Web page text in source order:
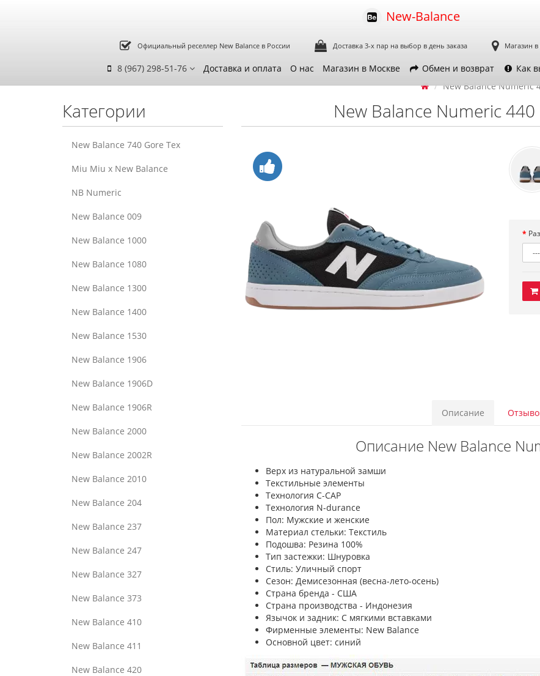
New-Balance
Официальный реселлер New Balance в России Доставка 3-х пар на выбор в день заказа Магазин
8 (967) 298-51-76 Доставка и оплата О нас Магазин в Москве Обмен и возврат Как
Категории
New Balance 740 Gore Tex
Miu Miu x New Balance
NB Numeric
New Balance 009
New Balance 1000
New Balance 1080
New Balance 1300
New Balance 1400
New Balance 1530
New Balance 1906
New Balance 1906D
New Balance 1906R
New Balance 2000
New Balance 2002R
New Balance 2010
New Balance 204
New Balance 237
New Balance 247
New Balance 327
New Balance 373
New Balance 410
New Balance 411
New Balance 420
New Balance Numeric
New Balance Numeric
Описание
Описание New Balance
Верх из натуральной замши
Текстильные элементы
Технология C-CAP
Технология N-durance
Пол: Мужские и женские
Материал стельки: Текстиль
Подошва: Резина 100%
Тип застежки: Шнуровка
Стиль: Уличный спорт
Сезон: Демисезонная (весна-лето-осень)
Страна бренда - США
Страна производства - Индонезия
Язычок и задник: С мягкими вставками
Фирменные элементы: New Balance
Основной цвет: синий